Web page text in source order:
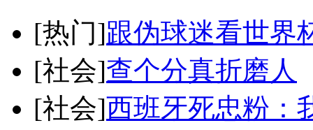
[热门]跟伪球迷看世界
[社会]查个分真折磨人
[社会]西班牙死忠粉：